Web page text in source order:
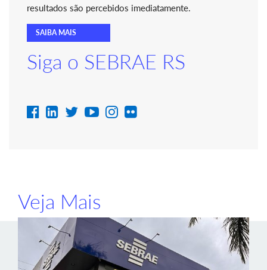
resultados são percebidos imediatamente.
SAIBA MAIS
Siga o SEBRAE RS
Veja Mais